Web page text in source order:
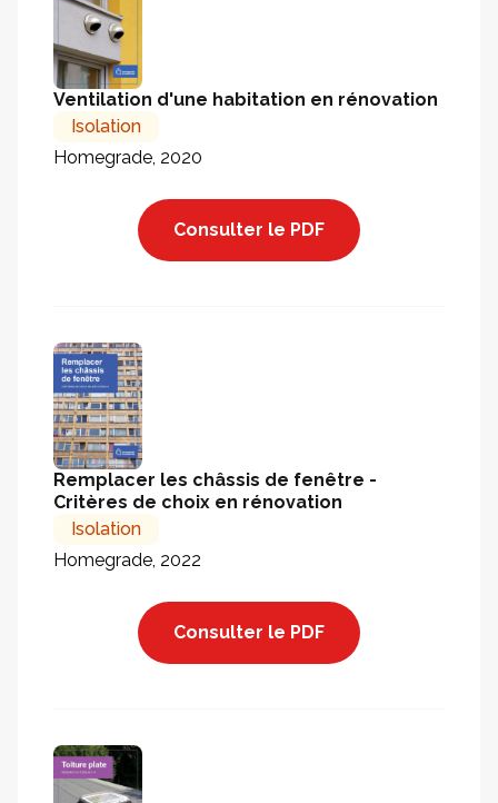
Ventilation d'une habitation en rénovation
Isolation
Homegrade, 2020
Consulter le PDF
Remplacer les châssis de fenêtre -
Critères de choix en rénovation
Isolation
Homegrade, 2022
Consulter le PDF